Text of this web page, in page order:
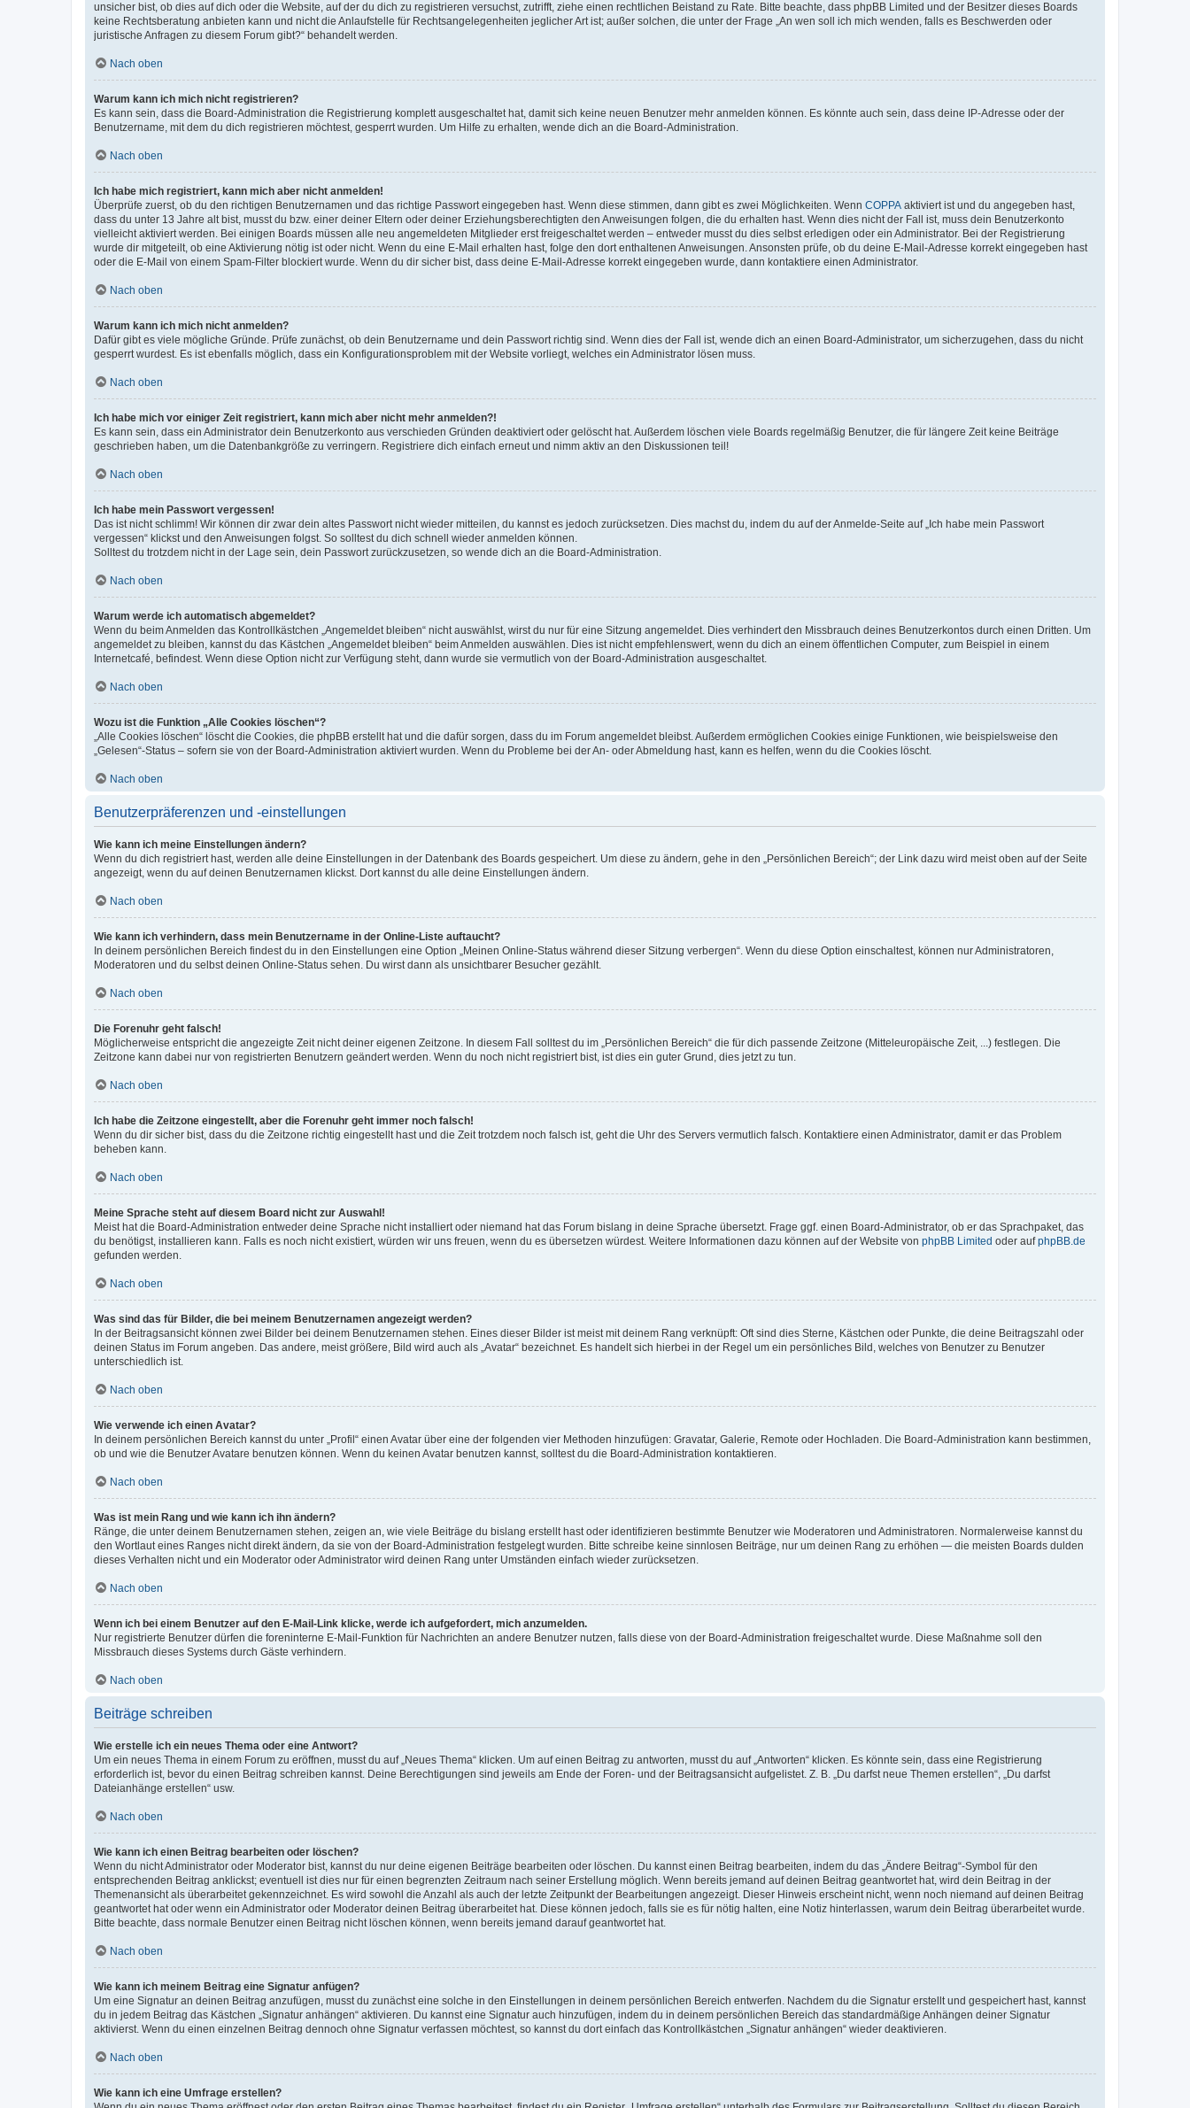
unsicher bist, ob dies auf dich oder die Website, auf der du dich zu registrieren versuchst, zutrifft, ziehe einen rechtlichen Beistand zu Rate. Bitte beachte, dass phpBB Limited und der Besitzer dieses Boards
keine Rechtsberatung anbieten kann und nicht die Anlaufstelle für Rechtsangelegenheiten jeglicher Art ist; außer solchen, die unter der Frage „An wen soll ich mich wenden, falls es Beschwerden oder
juristische Anfragen zu diesem Forum gibt?“ behandelt werden.
Nach oben
Warum kann ich mich nicht registrieren?
Es kann sein, dass die Board-Administration die Registrierung komplett ausgeschaltet hat, damit sich keine neuen Benutzer mehr anmelden können. Es könnte auch sein, dass deine IP-Adresse oder der
Benutzername, mit dem du dich registrieren möchtest, gesperrt wurden. Um Hilfe zu erhalten, wende dich an die Board-Administration.
Nach oben
Ich habe mich registriert, kann mich aber nicht anmelden!
Überprüfe zuerst, ob du den richtigen Benutzernamen und das richtige Passwort eingegeben hast. Wenn diese stimmen, dann gibt es zwei Möglichkeiten. Wenn COPPA aktiviert ist und du angegeben hast,
dass du unter 13 Jahre alt bist, musst du bzw. einer deiner Eltern oder deiner Erziehungsberechtigten den Anweisungen folgen, die du erhalten hast. Wenn dies nicht der Fall ist, muss dein Benutzerkonto
vielleicht aktiviert werden. Bei einigen Boards müssen alle neu angemeldeten Mitglieder erst freigeschaltet werden – entweder musst du dies selbst erledigen oder ein Administrator. Bei der Registrierung
wurde dir mitgeteilt, ob eine Aktivierung nötig ist oder nicht. Wenn du eine E-Mail erhalten hast, folge den dort enthaltenen Anweisungen. Ansonsten prüfe, ob du deine E-Mail-Adresse korrekt eingegeben hast
oder die E-Mail von einem Spam-Filter blockiert wurde. Wenn du dir sicher bist, dass deine E-Mail-Adresse korrekt eingegeben wurde, dann kontaktiere einen Administrator.
Nach oben
Warum kann ich mich nicht anmelden?
Dafür gibt es viele mögliche Gründe. Prüfe zunächst, ob dein Benutzername und dein Passwort richtig sind. Wenn dies der Fall ist, wende dich an einen Board-Administrator, um sicherzugehen, dass du nicht
gesperrt wurdest. Es ist ebenfalls möglich, dass ein Konfigurationsproblem mit der Website vorliegt, welches ein Administrator lösen muss.
Nach oben
Ich habe mich vor einiger Zeit registriert, kann mich aber nicht mehr anmelden?!
Es kann sein, dass ein Administrator dein Benutzerkonto aus verschieden Gründen deaktiviert oder gelöscht hat. Außerdem löschen viele Boards regelmäßig Benutzer, die für längere Zeit keine Beiträge
geschrieben haben, um die Datenbankgröße zu verringern. Registriere dich einfach erneut und nimm aktiv an den Diskussionen teil!
Nach oben
Ich habe mein Passwort vergessen!
Das ist nicht schlimm! Wir können dir zwar dein altes Passwort nicht wieder mitteilen, du kannst es jedoch zurücksetzen. Dies machst du, indem du auf der Anmelde-Seite auf „Ich habe mein Passwort
vergessen“ klickst und den Anweisungen folgst. So solltest du dich schnell wieder anmelden können.
Solltest du trotzdem nicht in der Lage sein, dein Passwort zurückzusetzen, so wende dich an die Board-Administration.
Nach oben
Warum werde ich automatisch abgemeldet?
Wenn du beim Anmelden das Kontrollkästchen „Angemeldet bleiben“ nicht auswählst, wirst du nur für eine Sitzung angemeldet. Dies verhindert den Missbrauch deines Benutzerkontos durch einen Dritten. Um
angemeldet zu bleiben, kannst du das Kästchen „Angemeldet bleiben“ beim Anmelden auswählen. Dies ist nicht empfehlenswert, wenn du dich an einem öffentlichen Computer, zum Beispiel in einem
Internetcafé, befindest. Wenn diese Option nicht zur Verfügung steht, dann wurde sie vermutlich von der Board-Administration ausgeschaltet.
Nach oben
Wozu ist die Funktion „Alle Cookies löschen“?
„Alle Cookies löschen“ löscht die Cookies, die phpBB erstellt hat und die dafür sorgen, dass du im Forum angemeldet bleibst. Außerdem ermöglichen Cookies einige Funktionen, wie beispielsweise den
„Gelesen“-Status – sofern sie von der Board-Administration aktiviert wurden. Wenn du Probleme bei der An- oder Abmeldung hast, kann es helfen, wenn du die Cookies löscht.
Nach oben
Benutzerpräferenzen und -einstellungen
Wie kann ich meine Einstellungen ändern?
Wenn du dich registriert hast, werden alle deine Einstellungen in der Datenbank des Boards gespeichert. Um diese zu ändern, gehe in den „Persönlichen Bereich“; der Link dazu wird meist oben auf der Seite
angezeigt, wenn du auf deinen Benutzernamen klickst. Dort kannst du alle deine Einstellungen ändern.
Nach oben
Wie kann ich verhindern, dass mein Benutzername in der Online-Liste auftaucht?
In deinem persönlichen Bereich findest du in den Einstellungen eine Option „Meinen Online-Status während dieser Sitzung verbergen“. Wenn du diese Option einschaltest, können nur Administratoren,
Moderatoren und du selbst deinen Online-Status sehen. Du wirst dann als unsichtbarer Besucher gezählt.
Nach oben
Die Forenuhr geht falsch!
Möglicherweise entspricht die angezeigte Zeit nicht deiner eigenen Zeitzone. In diesem Fall solltest du im „Persönlichen Bereich“ die für dich passende Zeitzone (Mitteleuropäische Zeit, ...) festlegen. Die
Zeitzone kann dabei nur von registrierten Benutzern geändert werden. Wenn du noch nicht registriert bist, ist dies ein guter Grund, dies jetzt zu tun.
Nach oben
Ich habe die Zeitzone eingestellt, aber die Forenuhr geht immer noch falsch!
Wenn du dir sicher bist, dass du die Zeitzone richtig eingestellt hast und die Zeit trotzdem noch falsch ist, geht die Uhr des Servers vermutlich falsch. Kontaktiere einen Administrator, damit er das Problem
beheben kann.
Nach oben
Meine Sprache steht auf diesem Board nicht zur Auswahl!
Meist hat die Board-Administration entweder deine Sprache nicht installiert oder niemand hat das Forum bislang in deine Sprache übersetzt. Frage ggf. einen Board-Administrator, ob er das Sprachpaket, das
du benötigst, installieren kann. Falls es noch nicht existiert, würden wir uns freuen, wenn du es übersetzen würdest. Weitere Informationen dazu können auf der Website von phpBB Limited oder aufphpBB.de
gefunden werden.
Nach oben
Was sind das für Bilder, die bei meinem Benutzernamen angezeigt werden?
In der Beitragsansicht können zwei Bilder bei deinem Benutzernamen stehen. Eines dieser Bilder ist meist mit deinem Rang verknüpft: Oft sind dies Sterne, Kästchen oder Punkte, die deine Beitragszahl oder
deinen Status im Forum angeben. Das andere, meist größere, Bild wird auch als „Avatar“ bezeichnet. Es handelt sich hierbei in der Regel um ein persönliches Bild, welches von Benutzer zu Benutzer
unterschiedlich ist.
Nach oben
Wie verwende ich einen Avatar?
In deinem persönlichen Bereich kannst du unter „Profil“ einen Avatar über eine der folgenden vier Methoden hinzufügen: Gravatar, Galerie, Remote oder Hochladen. Die Board-Administration kann bestimmen,
ob und wie die Benutzer Avatare benutzen können. Wenn du keinen Avatar benutzen kannst, solltest du die Board-Administration kontaktieren.
Nach oben
Was ist mein Rang und wie kann ich ihn ändern?
Ränge, die unter deinem Benutzernamen stehen, zeigen an, wie viele Beiträge du bislang erstellt hast oder identifizieren bestimmte Benutzer wie Moderatoren und Administratoren. Normalerweise kannst du
den Wortlaut eines Ranges nicht direkt ändern, da sie von der Board-Administration festgelegt wurden. Bitte schreibe keine sinnlosen Beiträge, nur um deinen Rang zu erhöhen — die meisten Boards dulden
dieses Verhalten nicht und ein Moderator oder Administrator wird deinen Rang unter Umständen einfach wieder zurücksetzen.
Nach oben
Wenn ich bei einem Benutzer auf den E-Mail-Link klicke, werde ich aufgefordert, mich anzumelden.
Nur registrierte Benutzer dürfen die foreninterne E-Mail-Funktion für Nachrichten an andere Benutzer nutzen, falls diese von der Board-Administration freigeschaltet wurde. Diese Maßnahme soll den
Missbrauch dieses Systems durch Gäste verhindern.
Nach oben
Beiträge schreiben
Wie erstelle ich ein neues Thema oder eine Antwort?
Um ein neues Thema in einem Forum zu eröffnen, musst du auf „Neues Thema“ klicken. Um auf einen Beitrag zu antworten, musst du auf „Antworten“ klicken. Es könnte sein, dass eine Registrierung
erforderlich ist, bevor du einen Beitrag schreiben kannst. Deine Berechtigungen sind jeweils am Ende der Foren- und der Beitragsansicht aufgelistet. Z. B. „Du darfst neue Themen erstellen“, „Du darfst
Dateianhänge erstellen“ usw.
Nach oben
Wie kann ich einen Beitrag bearbeiten oder löschen?
Wenn du nicht Administrator oder Moderator bist, kannst du nur deine eigenen Beiträge bearbeiten oder löschen. Du kannst einen Beitrag bearbeiten, indem du das „Ändere Beitrag“-Symbol für den
entsprechenden Beitrag anklickst; eventuell ist dies nur für einen begrenzten Zeitraum nach seiner Erstellung möglich. Wenn bereits jemand auf deinen Beitrag geantwortet hat, wird dein Beitrag in der
Themenansicht als überarbeitet gekennzeichnet. Es wird sowohl die Anzahl als auch der letzte Zeitpunkt der Bearbeitungen angezeigt. Dieser Hinweis erscheint nicht, wenn noch niemand auf deinen Beitrag
geantwortet hat oder wenn ein Administrator oder Moderator deinen Beitrag überarbeitet hat. Diese können jedoch, falls sie es für nötig halten, eine Notiz hinterlassen, warum dein Beitrag überarbeitet wurde.
Bitte beachte, dass normale Benutzer einen Beitrag nicht löschen können, wenn bereits jemand darauf geantwortet hat.
Nach oben
Wie kann ich meinem Beitrag eine Signatur anfügen?
Um eine Signatur an deinen Beitrag anzufügen, musst du zunächst eine solche in den Einstellungen in deinem persönlichen Bereich entwerfen. Nachdem du die Signatur erstellt und gespeichert hast, kannst
du in jedem Beitrag das Kästchen „Signatur anhängen“ aktivieren. Du kannst eine Signatur auch hinzufügen, indem du in deinem persönlichen Bereich das standardmäßige Anhängen deiner Signatur
aktivierst. Wenn du einen einzelnen Beitrag dennoch ohne Signatur verfassen möchtest, so kannst du dort einfach das Kontrollkästchen „Signatur anhängen“ wieder deaktivieren.
Nach oben
Wie kann ich eine Umfrage erstellen?